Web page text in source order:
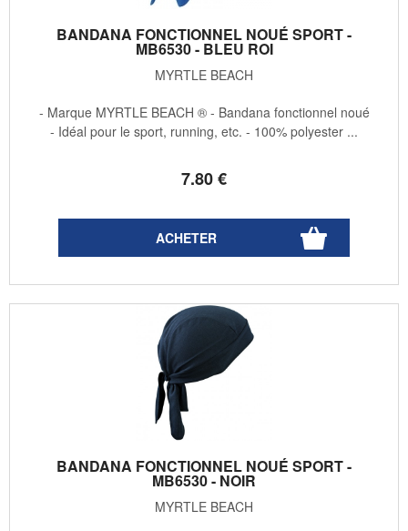
BANDANA FONCTIONNEL NOUÉ SPORT -
MB6530 - BLEU ROI
MYRTLE BEACH
7.80€
- Marque MYRTLE BEACH ® - Bandana fonctionnel noué
- Idéal pour le sport, running, etc. - 100% polyester ...
BANDANA FONCTIONNEL NOUÉ SPORT -
MB6530 - NOIR
MYRTLE BEACH